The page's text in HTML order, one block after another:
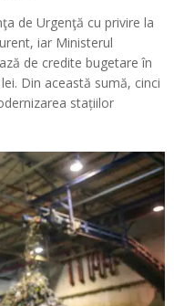
de Urgenţă cu privire la
iar Ministerul
de credite bugetare în
Din această sumă, cinci
stațiilor